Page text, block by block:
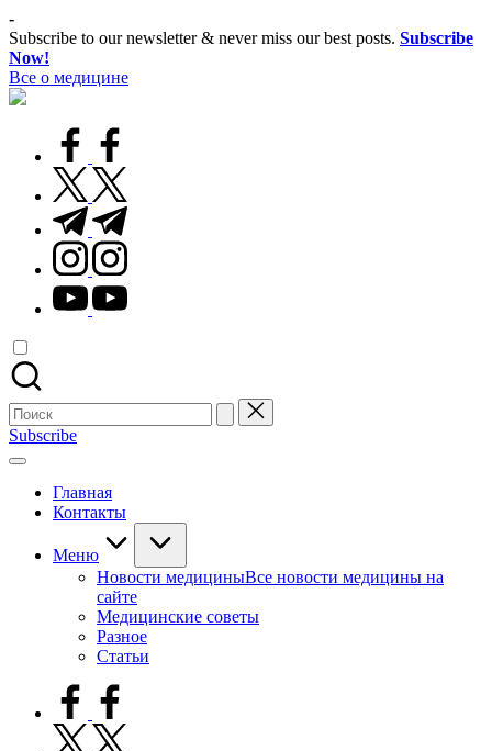
Перейти
к
содержимому
-
Subscribe to our newsletter & never miss our best posts. Subscribe
Now!
Все о медицине
Лечитесь
facebook.com
twitter.com
t.me
instagram.com
youtube.com
Поиск
для:
Subscribe
Главная
Контакты
Меню
Новости медициныВсе новости медицины на
сайте
Медицинские советы
Разное
Статьи
facebook.com
twitter.com